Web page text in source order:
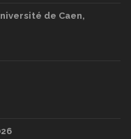
de Caen,